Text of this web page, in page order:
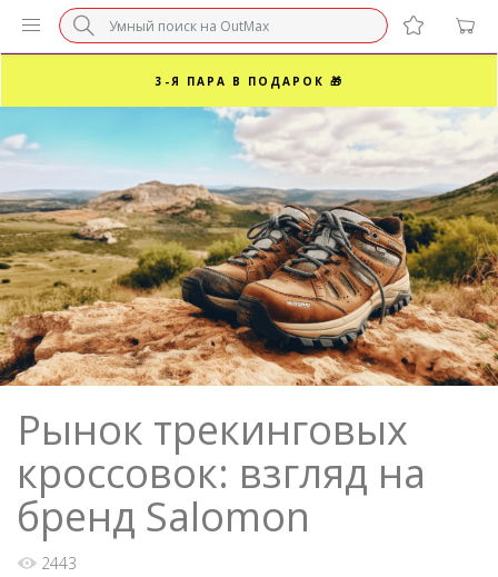
БЕЗ НАЦЕНКИ МАРКЕТПЛЕЙСОВ ⚡ ВАШ РАЗМЕР
3-Я ПАРА В ПОДАРОК 🎁
ПОСЛЕДНИЕ РАЗМЕРЫ ОТ 1500₽⚡️
СУПЕРАКЦИЯ 🔥 2-Я ПАРА -50%
Рынок трекинговых
кроссовок: взгляд на
бренд Salomon
2443